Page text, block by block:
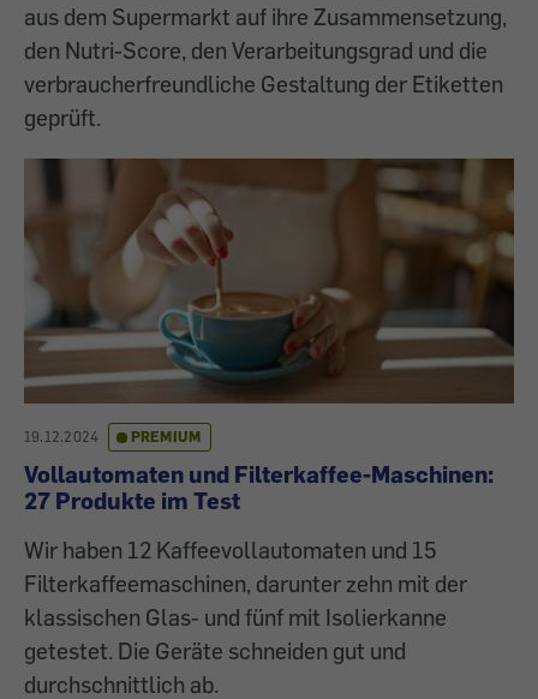
aus dem Supermarkt auf ihre Zusammensetzung,
den Nutri-Score, den Verarbeitungsgrad und die
verbraucherfreundliche Gestaltung der Etiketten
geprüft.
19.12.2024 PREMIUM
Vollautomaten und Filterkaffee-Maschinen:
27 Produkte im Test
Wir haben 12 Kaffeevollautomaten und 15
Filterkaffeemaschinen, darunter zehn mit der
klassischen Glas- und fünf mit Isolierkanne
getestet. Die Geräte schneiden gut und
durchschnittlich ab.